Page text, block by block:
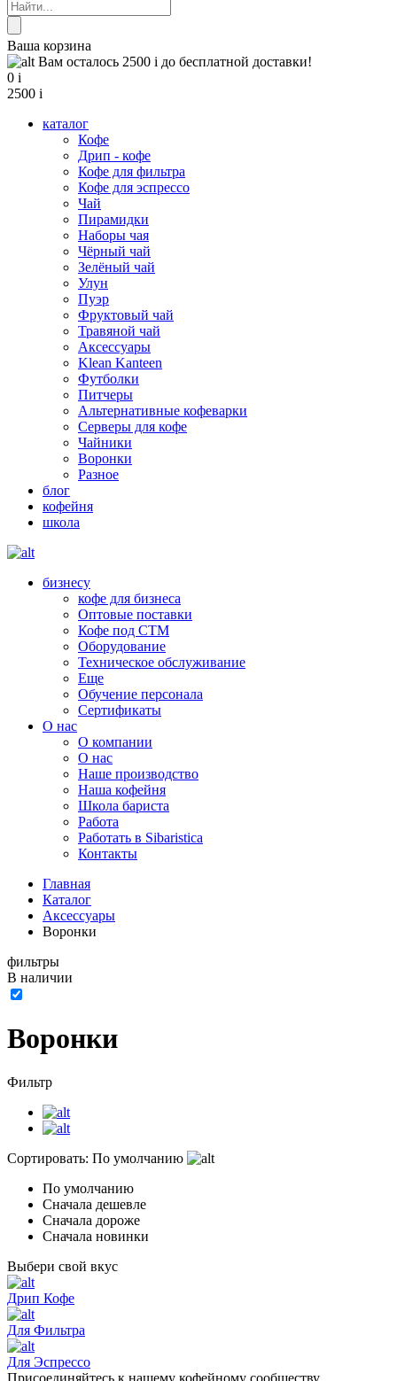
Ваша корзина
Вам осталось 2500 i до бесплатной доставки!
0 i
2500 i
каталог
Кофе
Дрип - кофе
Кофе для фильтра
Кофе для эспрессо
Чай
Пирамидки
Наборы чая
Чёрный чай
Зелёный чай
Улун
Пуэр
Фруктовый чай
Травяной чай
Аксессуары
Klean Kanteen
Футболки
Питчеры
Альтернативные кофеварки
Серверы для кофе
Чайники
Воронки
Разное
блог
кофейня
школа
бизнесу
кофе для бизнеса
Оптовые поставки
Кофе под СТМ
Оборудование
Техническое обслуживание
Еще
Обучение персонала
Сертификаты
О нас
O компании
О нас
Наше производство
Наша кофейня
Школа бариста
Работа
Работать в Sibaristica
Контакты
Главная
Каталог
Аксессуары
Воронки
фильтры
В наличии
Воронки
Фильтр
Сортировать: По умолчанию
По умолчанию
Сначала дешевле
Сначала дороже
Сначала новинки
Выбери свой вкус
Дрип Кофе
Для Фильтра
Для Эспрессо
Присоединяйтесь к нашему кофейному сообществу